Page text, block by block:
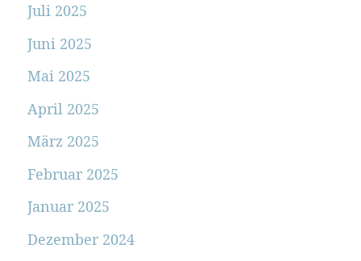
Juli 2025
Juni 2025
Mai 2025
April 2025
März 2025
Februar 2025
Januar 2025
Dezember 2024